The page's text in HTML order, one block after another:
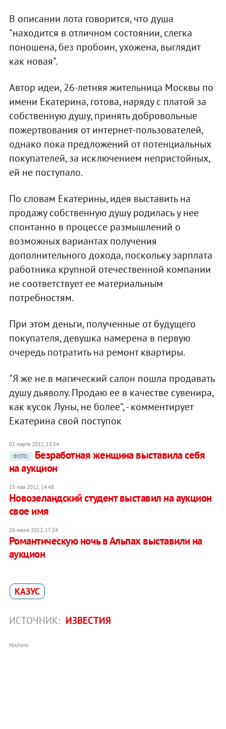
В описании лота говорится, что душа
"находится в отличном состоянии, слегка
поношена, без пробоин, ухожена, выглядит
как новая".
Автор идеи, 26-летняя жительница Москвы по
имени Екатерина, готова, наряду с платой за
собственную душу, принять добровольные
пожертвования от интернет-пользователей,
однако пока предложений от потенциальных
покупателей, за исключением непристойных,
ей не поступало.
По словам Екатерины, идея выставить на
продажу собственную душу родилась у нее
спонтанно в процессе размышлений о
возможных вариантах получения
дополнительного дохода, поскольку зарплата
работника крупной отечественной компании
не соответствует ее материальным
потребностям.
При этом деньги, полученные от будущего
покупателя, девушка намерена в первую
очередь потратить на ремонт квартиры.
"Я же не в магический салон пошла продавать
душу дьяволу. Продаю ее в качестве сувенира,
как кусок Луны, не более", - комментирует
Екатерина свой поступок
01 марта 2012, 13:54
ФОТО
Безработная женщина выставила себя
на аукцион
15 мая 2012, 14:48
Новозеландский студент выставил на аукцион
свое имя
26 июня 2012, 17:24
Романтическую ночь в Альпах выставили на
аукцион
КАЗУС
ИСТОЧНИК: ИЗВЕСТИЯ
РЕКЛАМА